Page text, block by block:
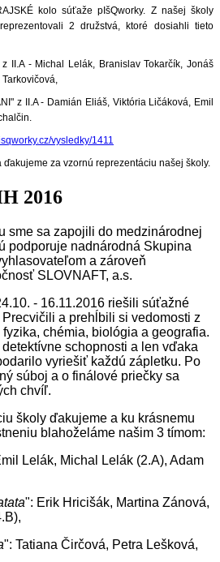
kolo súťaže pIšQworky. Z našej školy
2 družstvá, ktoré dosiahli tieto
z II.A - Michal Lelák, Branislav Tokarčík, Jonáš
z II.A - Damián Eliáš, Viktória Ličáková, Emil
vysledky/1411
za vzornú reprezentáciu našej školy.
2016
sme sa zapojili do medzinárodnej
podporuje nadnárodná Skupina
a zároveň
SLOVNAFT, a.s.
- 16.11.2016 riešili súťažné
a prehĺbili si vedomosti z
chémia, biológia a geografia.
schopnosti a len vďaka
vyriešiť každú zápletku. Po
súboj a o finálové priečky sa
chvíľ.
školy ďakujeme a ku krásnemu
blahoželáme našim 3 tímom:
Lelák, Michal Lelák (2.A), Adam
": Erik Hricišák, Martina Zánová,
": Tatiana Čirčová, Petra Lešková,